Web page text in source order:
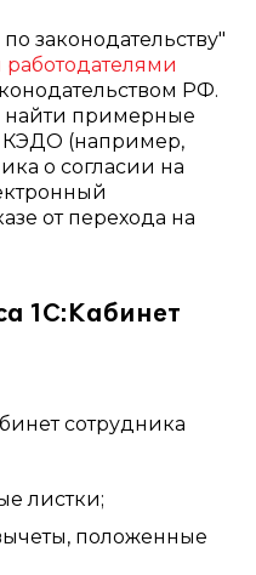
законодательству"
РФ.
найти примерные
КЭДО (например,
о согласии на
от перехода на
1С:Кабинет
сотрудника
листки;
положенные